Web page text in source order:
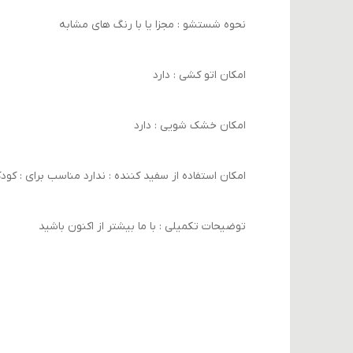
نحوه شستشو : مجزا یا با رنگ های مشابه
امکان اتو کشی : دارد
امکان خشک‌ شویی : دارد
امکان استفاده از سفید کننده : ندارد مناسب برای :
توضیحات تکمیلی : با ما بیشتر از اکنون باشید